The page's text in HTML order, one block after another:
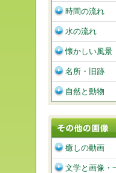
時間の流れ
水の流れ
懐かしい風景
名所・旧跡
自然と動物
癒しの動画
文学と画像・